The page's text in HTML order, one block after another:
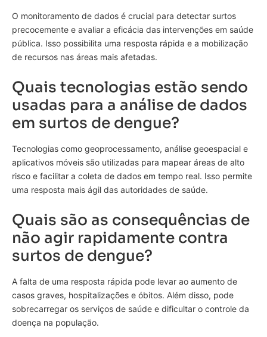
O monitoramento de dados é crucial para detectar surtos
precocemente e avaliar a eficácia das intervenções em saúde
pública. Isso possibilita uma resposta rápida e a mobilização
de recursos nas áreas mais afetadas.
Quais tecnologias estão sendo
usadas para a análise de dados
em surtos de dengue?
Tecnologias como geoprocessamento, análise geoespacial e
aplicativos móveis são utilizadas para mapear áreas de alto
risco e facilitar a coleta de dados em tempo real. Isso permite
uma resposta mais ágil das autoridades de saúde.
Quais são as consequências de
não agir rapidamente contra
surtos de dengue?
A falta de uma resposta rápida pode levar ao aumento de
casos graves, hospitalizações e óbitos. Além disso, pode
sobrecarregar os serviços de saúde e dificultar o controle da
doença na população.